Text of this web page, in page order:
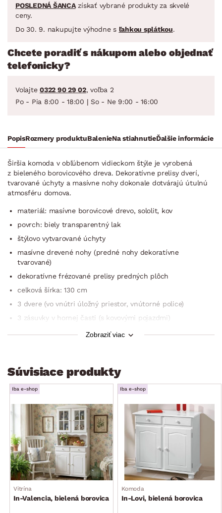
POSLEDNÁ ŠANCAzískať vybrané produkty za skvelé
ceny.
Do 30. 9. nakupujte výhodne s ľahkou splátkou.
Chcete poradiť s nákupom alebo objednať
telefonicky?
Volajte 0322 90 29 02, voľba 2
Po - Pia 8:00 - 18:00 | So - Ne 9:00 - 16:00
PopisRozmery produktuBalenieNa stiahnutieĎalšie informácie
Širšia komoda v obľúbenom vidieckom štýle je vyrobená
z bieleného borovicového dreva. Dekoratívne prelisy dverí,
tvarované úchyty a masívne nohy dokonale dotvárajú útulnú
atmosféru domova.
materiál: masívne borovicové drevo, sololit, kov
povrch: biely transparentný lak
štýlovo vytvarované úchyty
masívne drevené nohy (predné nohy dekoratívne
tvarované)
dekoratívne frézované prelisy predných plôch
celková šírka: 130 cm
3 dvere (vo vnútri úložný priestor, vnútorné police)
3 zásuvky v hornej časti (s kovovými pojazdmi)
stabilná konštrukcia z kvalitného materiálu
k dostaniu iba v e-shope
dodávané v demonte
Zobraziť viac
Súvisiace produkty
Iba e-shop
Vitrína
In-Valencia, bielená borovica
Iba e-shop
Komoda
In-Lovi, bielená borovica